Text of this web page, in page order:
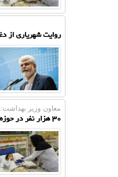
روایت شهریاری از
معاون وزیر بهداشت:
۳۰ هزار نفر در حوزه پرستاری جذب می شوند